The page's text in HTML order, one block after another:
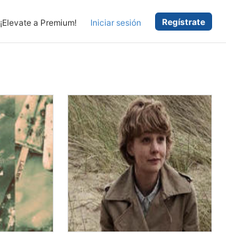
¡Elevate a Premium! Iniciar sesión Regístrate